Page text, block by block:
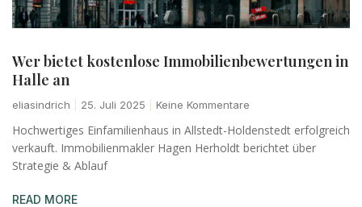
Wer bietet kostenlose Immobilienbewertungen in
Halle an
eliasindrich 25. Juli 2025 Keine Kommentare
Hochwertiges Einfamilienhaus in Allstedt-Holdenstedt erfolgreich
verkauft. Immobilienmakler Hagen Herholdt berichtet über
Strategie & Ablauf
READ MORE